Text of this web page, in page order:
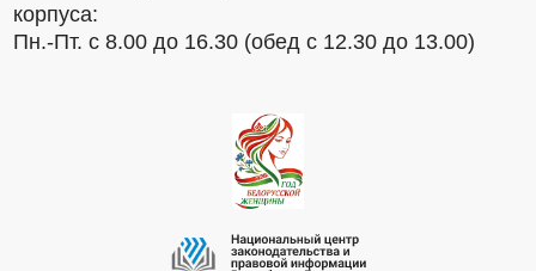
корпуса:
Пн.-Пт. с 8.00 до 16.30 (обед с 12.30 до 13.00)